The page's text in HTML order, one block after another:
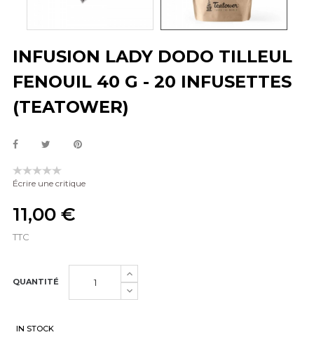
INFUSION LADY DODO TILLEUL
FENOUIL 40 G - 20 INFUSETTES
(TEATOWER)
Écrire une critique
11,00 €
TTC
QUANTITÉ
IN STOCK